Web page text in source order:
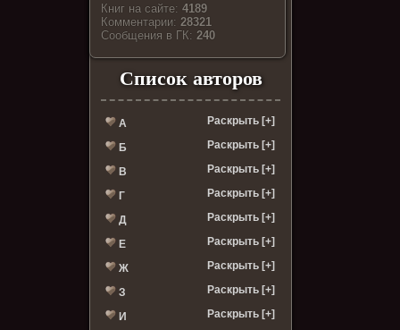
Книг на сайте:4189
Комментарии:28321
Cообщения в ГК:240
Список авторов
А Раскрыть [+]
Б Раскрыть [+]
В Раскрыть [+]
Г Раскрыть [+]
Д Раскрыть [+]
Е Раскрыть [+]
Ж Раскрыть [+]
З Раскрыть [+]
И Раскрыть [+]